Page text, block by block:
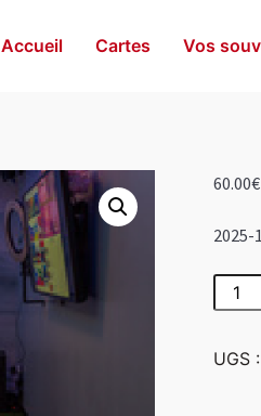
Accueil Cartes Vos
60.00€
2025-
de
UGS :